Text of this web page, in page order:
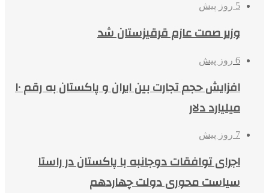
5 روز پیش
وزیر صمت عازم قرقیزستان شد
6 روز پیش
افزایش حجم تجارت بین ایران و پاکستان به رقم ۱۰
میلیارد دلار
7 روز پیش
اجرای توافقات دوجانبه با پاکستان در راستا
سیاست محوری دولت چهاردهم